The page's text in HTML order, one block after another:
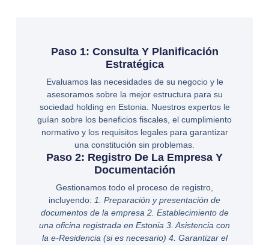
Paso 1: Consulta Y Planificación
Estratégica
Evaluamos las necesidades de su negocio y le
asesoramos sobre la mejor estructura para su
sociedad holding en Estonia. Nuestros expertos le
guían sobre los beneficios fiscales, el cumplimiento
normativo y los requisitos legales para garantizar
una constitución sin problemas.
Paso 2: Registro De La Empresa Y
Documentación
Gestionamos todo el proceso de registro,
incluyendo: 1. Preparación y presentación de
documentos de la empresa 2. Establecimiento de
una oficina registrada en Estonia 3. Asistencia con
la e-Residencia (si es necesario) 4. Garantizar el